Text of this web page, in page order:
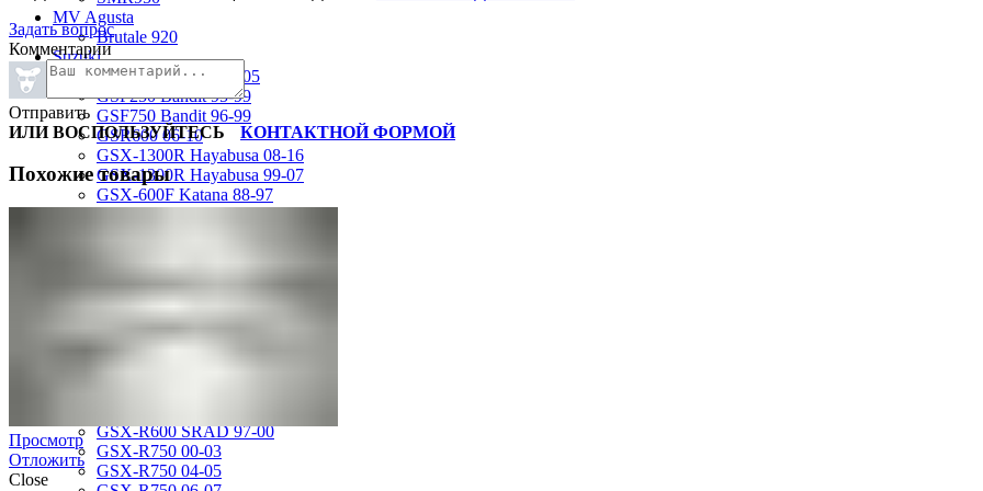
MV Agusta
Brutale 920
Suzuki
GSF1200 Bandit 01-05
GSF250 Bandit 95-99
GSF750 Bandit 96-99
GSR600 06-10
GSX-1300R Hayabusa 08-16
GSX-1300R Hayabusa 99-07
GSX-600F Katana 88-97
GSX-R1000 07-08
GSX-R1000 09-16
GSX-R1100 93-98
GSX-R400 90-95
GSX-R600 SRAD 97-00
GSX-R750 00-03
GSX-R750 04-05
Задать вопрос
Комментарии
Отправить
ИЛИ ВОСПОЛЬЗУЙТЕСЬ
КОНТАКТНОЙ ФОРМОЙ
Похожие товары
Просмотр
Отложить
Close